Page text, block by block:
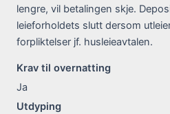
lengre, vil betalingen skje.
leieforholdets slutt dersom
forpliktelser jf. husleieavtalen.
Krav til overnatting
Ja
Utdyping